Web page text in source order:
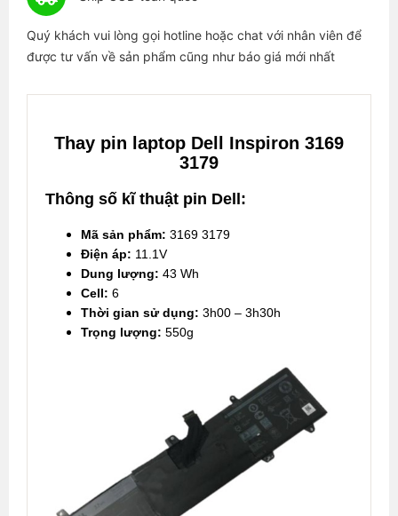
Quý khách vui lòng gọi hotline hoặc chat với nhân viên để
được tư vấn về sản phẩm cũng như báo giá mới nhất
Thay pin laptop Dell Inspiron 3169
3179
Thông số kĩ thuật pin Dell:
Mã sản phẩm: 3169 3179
Điện áp: 11.1V
Dung lượng: 43 Wh
Cell: 6
Thời gian sử dụng: 3h00 – 3h30h
Trọng lượng: 550g